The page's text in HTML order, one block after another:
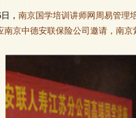
， 南京国学培训讲师网周易管理
南京中德安联保险公司邀请 ，南